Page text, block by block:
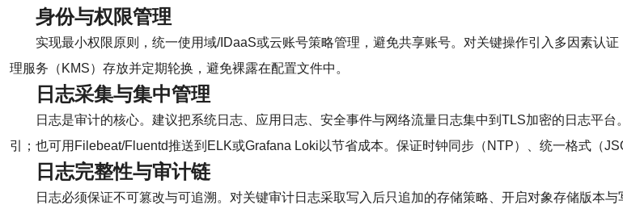
身份与权限管理
实现最小权限原则，统一使用域/IDaaS或云账号策略管理，避免共享账号。对关键操作引入多因素认
理服务（KMS）存放并定期轮换，避免裸露在配置文件中。
日志采集与集中管理
日志是审计的核心。建议把系统日志、应用日志、安全事件与网络流量日志集中到TLS加密的日志平
引；也可用Filebeat/Fluentd推送到ELK或Grafana Loki以节省成本。保证时钟同步（NTP）、统一格式（
日志完整性与审计链
日志必须保证不可篡改与可追溯。对关键审计日志采取写入后只追加的存储策略、开启对象存储版本